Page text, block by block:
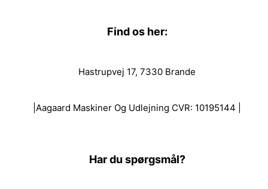
Find os her:
Hastrupvej 17, 7330 Brande
|Aagaard Maskiner Og Udlejning CVR: 10195144 |
Har du spørgsmål?